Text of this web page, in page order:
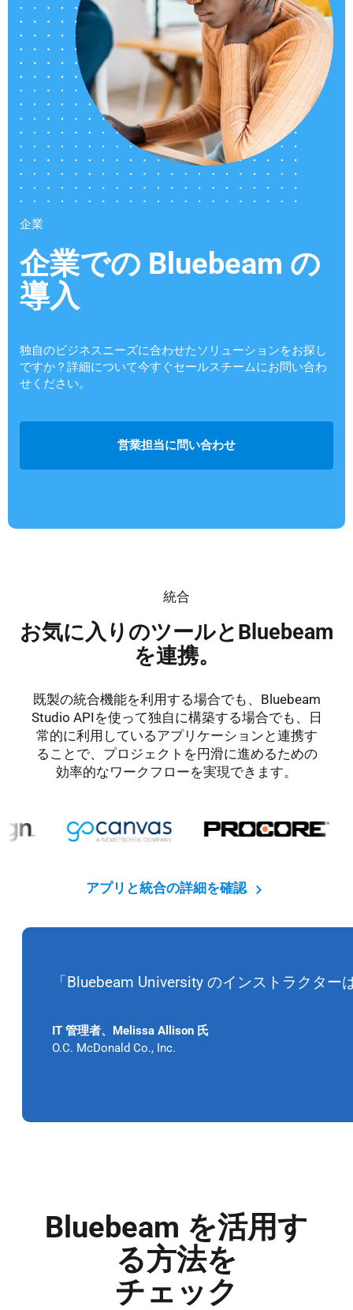
企業
企業での Bluebeam の
導入
独自のビジネスニーズに合わせたソリューションをお探し
ですか？詳細について今すぐセールスチームにお問い合わ
せください。
営業担当に問い合わせ
統合
お気に入りのツールとBluebeam
を連携。
既製の統合機能を利用する場合でも、Bluebeam
Studio APIを使って独自に構築する場合でも、日
常的に利用しているアプリケーションと連携す
ることで、プロジェクトを円滑に進めるための
効率的なワークフローを実現できます。
アプリと統合の詳細を確認
「Bluebeam University のインストラクタ
IT 管理者、Melissa Allison 氏
O.C. McDonald Co., Inc.
Bluebeam を活用す
る方法を
チェック